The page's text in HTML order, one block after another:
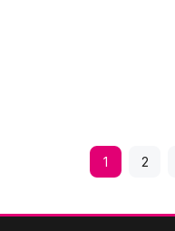
Seite
1
Seite
2